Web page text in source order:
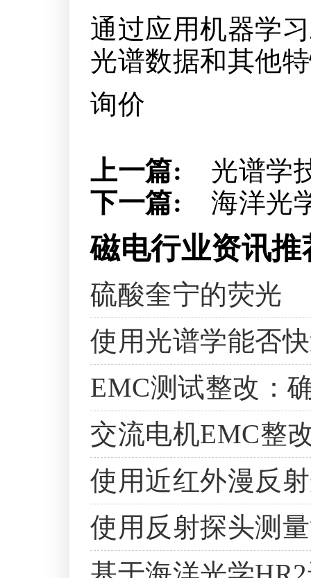
通过应用机器学
光谱数据和其他
询价
上一篇:
光谱学
下一篇:
海洋光
磁电行业资讯推
硫酸奎宁的荧光
使用光谱学能否
EMC测试整改：
交流电机EMC整
使用近红外漫反
使用反射探头测